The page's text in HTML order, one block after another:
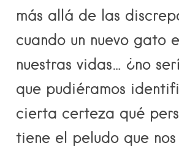
más allá de las
cuando un nuevo gato
nuestras vidas… ¿no
que pudiéramos
cierta certeza qué
tiene el peludo que